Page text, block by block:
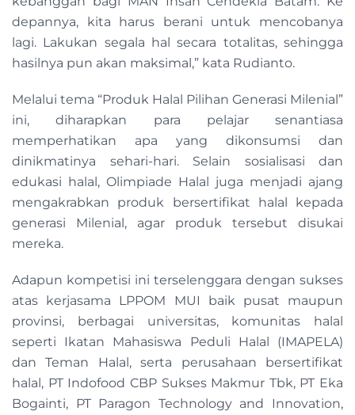
depannya, kita harus berani untuk mencobanya
lagi. Lakukan segala hal secara totalitas, sehingga
hasilnya pun akan maksimal,” kata Rudianto.
Melalui tema “Produk Halal Pilihan Generasi Milenial”
ini, diharapkan para pelajar senantiasa
memperhatikan apa yang dikonsumsi dan
dinikmatinya sehari-hari. Selain sosialisasi dan
edukasi halal, Olimpiade Halal juga menjadi ajang
mengakrabkan produk bersertifikat halal kepada
generasi Milenial, agar produk tersebut disukai
mereka.
Adapun kompetisi ini terselenggara dengan sukses
atas kerjasama LPPOM MUI baik pusat maupun
provinsi, berbagai universitas, komunitas halal
seperti Ikatan Mahasiswa Peduli Halal (IMAPELA)
dan Teman Halal, serta perusahaan bersertifikat
halal, PT Indofood CBP Sukses Makmur Tbk, PT Eka
Bogainti, PT Paragon Technology and Innovation,